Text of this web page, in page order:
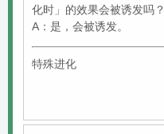
化时」的效果会被诱发吗？
A：是，会被诱发。
特殊进化